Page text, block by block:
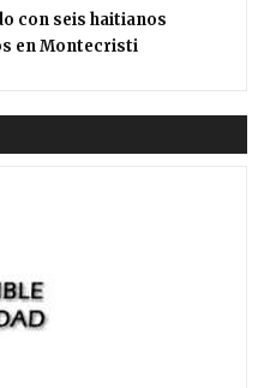
con seis haitianos
en Montecristi